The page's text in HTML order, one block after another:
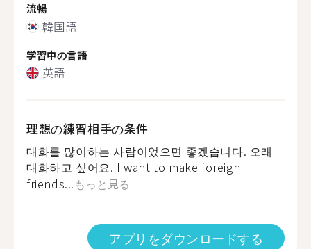
流暢
韓国語
学習中の言語
英語
理想の練習相手の条件
대화를 많이하는 사람이었으면 좋겠습니다. 오래
대화하고 싶어요. I want to make foreign
friends... もっと見る
アプリをダウンロードする